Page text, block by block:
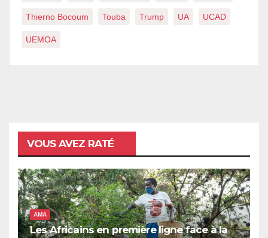
Thierno Bocoum Touba Trump UA UCAD
UEMOA
VOUS AVEZ RATÉ
AMA
Les Africains en première ligne face à la